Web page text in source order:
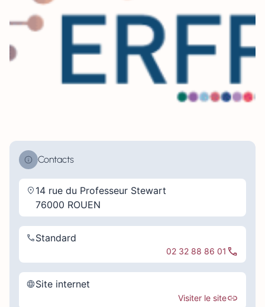
Contacts
14 rue du Professeur Stewart
76000 ROUEN
Standard
02 32 88 86 01
Site internet
Visiter le site